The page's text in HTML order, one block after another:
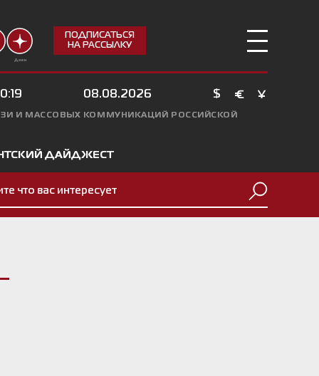
Дзен
ПОДПИСАТЬСЯ
НА РАССЫЛКУ
08.08.2026 $
И МАССОВЫХ КОММУНИКАЦИЙ РОССИЙСКОЙ
ДАЙДЖЕСТ